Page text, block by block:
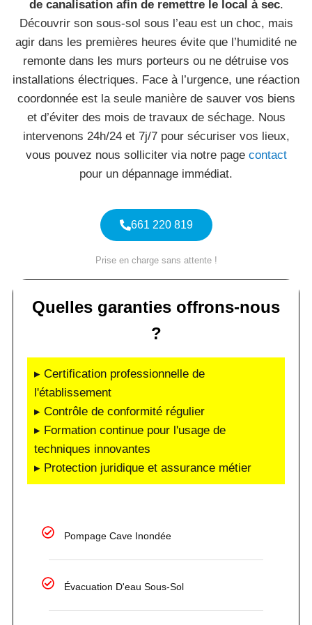
de canalisation afin de remettre le local à sec.
Découvrir son sous-sol sous l’eau est un choc, mais
agir dans les premières heures évite que l’humidité ne
remonte dans les murs porteurs ou ne détruise vos
installations électriques. Face à l’urgence, une réaction
coordonnée est la seule manière de sauver vos biens
et d’éviter des mois de travaux de séchage. Nous
intervenons 24h/24 et 7j/7 pour sécuriser vos lieux,
vous pouvez nous solliciter via notre page contact
pour un dépannage immédiat.
661 220 819
Prise en charge sans attente !
Quelles garanties offrons-nous
?
▸ Certification professionnelle de
l'établissement
▸ Contrôle de conformité régulier
▸ Formation continue pour l'usage de
techniques innovantes
▸ Protection juridique et assurance métier
Pompage Cave Inondée
Évacuation D'eau Sous-Sol